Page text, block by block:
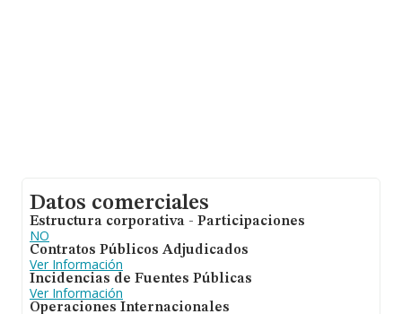
Datos comerciales
Estructura corporativa - Participaciones
NO
Contratos Públicos Adjudicados
Ver Información
Incidencias de Fuentes Públicas
Ver Información
Operaciones Internacionales